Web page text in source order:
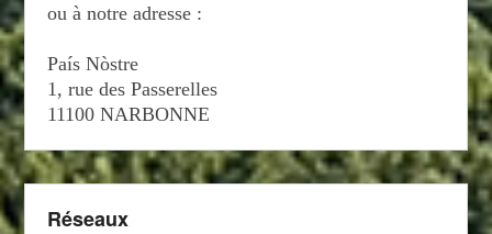
ou à notre adresse :
País Nòstre
1, rue des Passerelles
11100 NARBONNE
Réseaux